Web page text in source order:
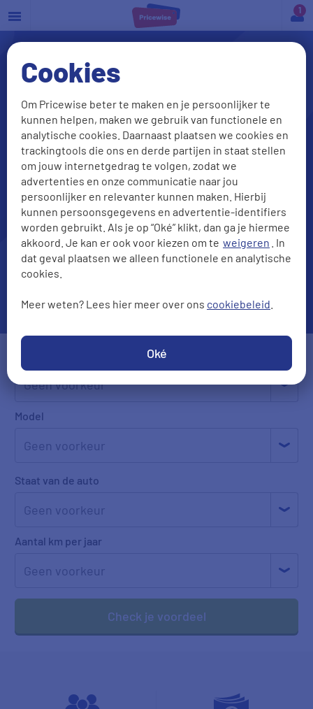
Cookies
Om Pricewise beter te maken en je persoonlijker te
kunnen helpen, maken we gebruik van functionele en
analytische cookies. Daarnaast plaatsen we cookies en
trackingtools die ons en derde partijen in staat stellen
om jouw internetgedrag te volgen, zodat we
advertenties en onze communicatie naar jou
persoonlijker en relevanter kunnen maken. Hierbij
kunnen persoonsgegevens en advertentie-identifiers
worden gebruikt. Als je op “Oké” klikt, dan ga je hiermee
akkoord. Je kan er ook voor kiezen om te weigeren . In
dat geval plaatsen we alleen functionele en analytische
cookies.
Meer weten? Lees hier meer over ons cookiebeleid
Oké
a
Kia private lease?
Check onze beste deals
Model
Staat van de auto
Aantal km per jaar
Check je voordeel